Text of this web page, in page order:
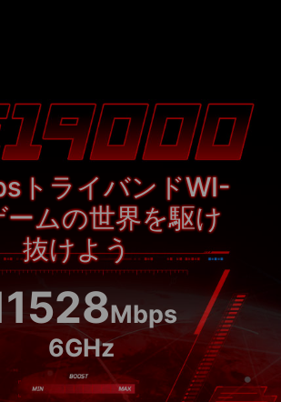
トライバンドWI-
ームの世界を駆け
抜けよう
Mbps
6GHz